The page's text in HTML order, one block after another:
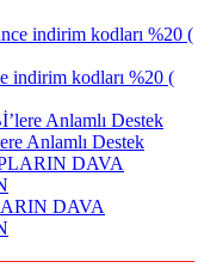
indirim kodları %20 (
Anlamlı Destek
DAVA